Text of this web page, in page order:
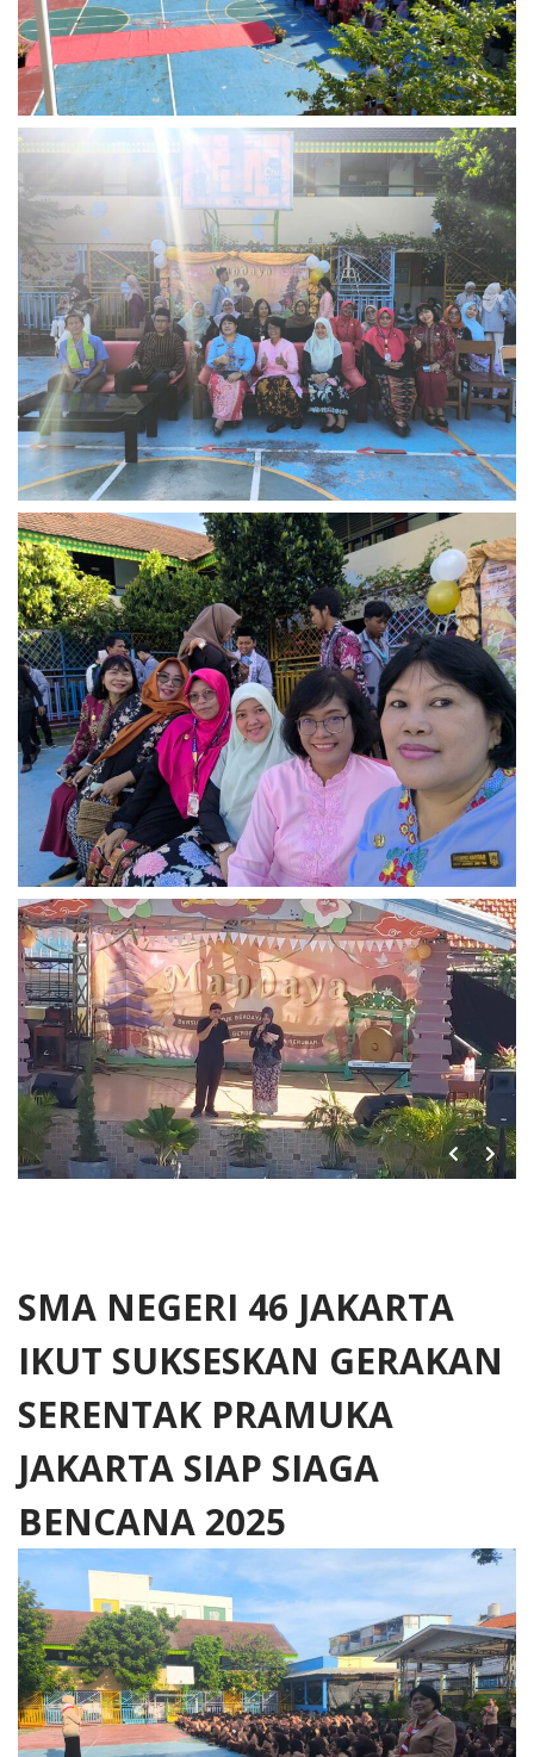
SMA NEGERI 46 JAKARTA
IKUT SUKSESKAN GERAKAN
SERENTAK PRAMUKA
JAKARTA SIAP SIAGA
BENCANA 2025